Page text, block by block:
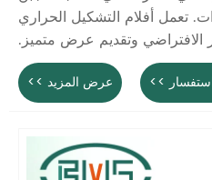
تعمل أفلام التشكيل الحراري
عرض المزيد >> >>